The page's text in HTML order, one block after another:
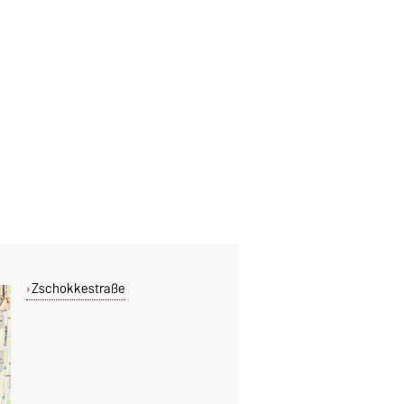
Zschokkestraße